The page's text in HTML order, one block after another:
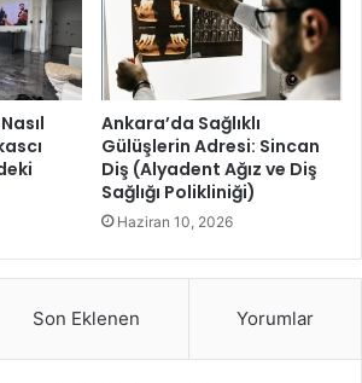
Ankara’da Sağlıklı
Gülüşlerin Adresi: Sincan
Diş (Alyadent Ağız ve Diş
Sağlığı Polikliniği)
Haziran 10, 2026
Son Eklenen Yorumlar